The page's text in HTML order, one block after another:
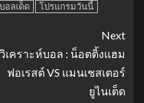
อลเด็ด โปรแกรมวันนี้
Next
วิเคราะห์บอล : น็อตติ้งแฮม
ฟอเรสต์ VS แมนเชสเตอร์
ยูไนเต็ด